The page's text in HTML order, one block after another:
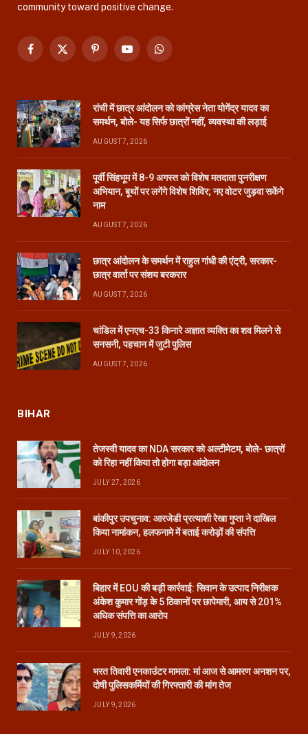
community toward positive change.
Facebook
X
PinterestYouTubeWhatsApp
रांची में छात्र आंदोलन को कांग्रेस नेता योगेंद्र यादव का
समर्थन, बोले- यह सिर्फ छात्रों नहीं, व्यवस्था की लड़ाई
AUGUST 7, 2026
पूर्वी सिंहभूम में 8-9 अगस्त को विशेष मतदाता पुनरीक्षण
अभियान, बूथों पर लगेंगे विशेष शिविर; नए वोटर जुड़वा सकेंगे
नाम
AUGUST 7, 2026
छात्र आंदोलन के समर्थन में राहुल गांधी की एंट्री, सरकार-
छात्र वार्ता पर संशय बरकरार
AUGUST 7, 2026
चांडिल में एनएच-33 किनारे अज्ञात व्यक्ति का शव मिलने से
सनसनी, पहचान में जुटी पुलिस
AUGUST 7, 2026
BIHAR
तेजस्वी यादव का NDA सरकार को अल्टीमेटम, बोले- छात्रों
को रिहा नहीं किया तो होगा बड़ा आंदोलन
JULY 27, 2026
बांकीपुर उपचुनाव: आरजेडी प्रत्याशी रेखा गुप्ता ने दाखिल
किया नामांकन, हलफनामे में बताई करोड़ों की संपत्ति
JULY 10, 2026
बिहार में EOU की बड़ी कार्रवाई: सिवान के उत्पाद निरीक्षक
अंकेश कुमार गोंड़ के 5 ठिकानों पर छापेमारी, आय से 201%
अधिक संपत्ति का आरोप
JULY 9, 2026
भरत तिवारी एनकाउंटर मामला: मां आज से आमरण अनशन पर,
दोषी पुलिसकर्मियों की गिरफ्तारी की मांग तेज
JULY 9, 2026